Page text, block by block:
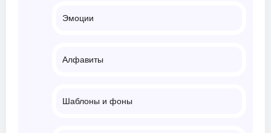
Эмоции
Алфавиты
Шаблоны и фоны